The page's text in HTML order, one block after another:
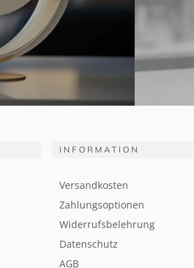
INFORMATION
Versandkosten
Zahlungsoptionen
Widerrufsbelehrung
Datenschutz
AGB